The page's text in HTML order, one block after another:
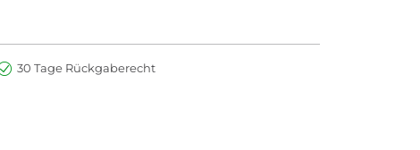
30 Tage Rückgaberecht